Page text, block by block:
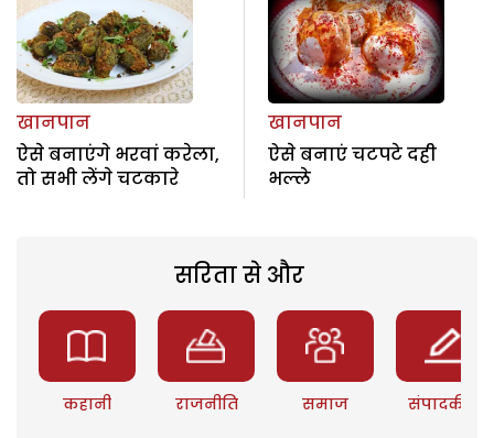
खानपान
ऐसे बनाएंगे भरवां करेला,
तो सभी लेंगे चटकारे
खानपान
ऐसे बनाएं चटपटे दही
भल्ले
सरिता से और
कहानी राजनीति समाज संपादकीय